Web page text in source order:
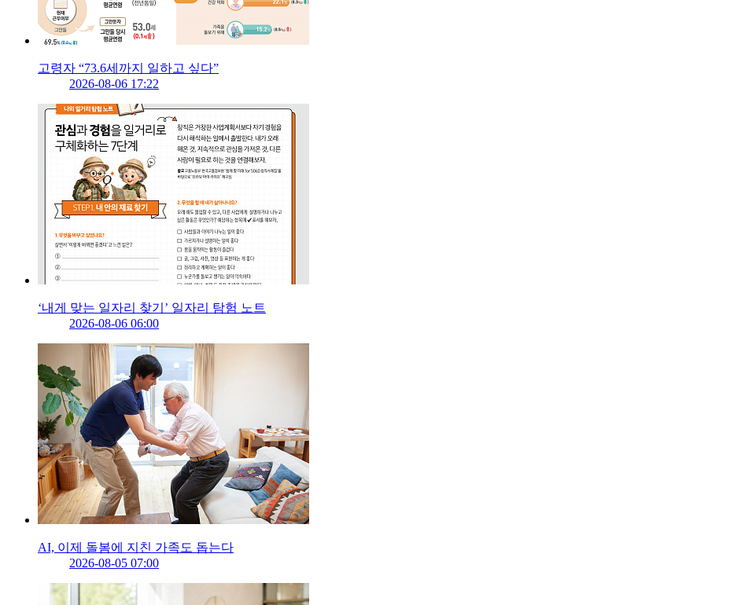
고령자 “73.6세까지 일하고 싶다”
2026-08-06 17:22
‘내게 맞는 일자리 찾기’ 일자리 탐험 노트
2026-08-06 06:00
AI, 이제 돌봄에 지친 가족도 돕는다
2026-08-05 07:00